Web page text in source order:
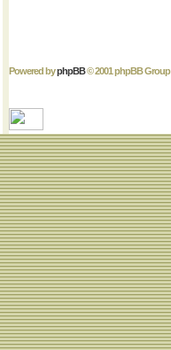
Powered byphpBB© 2001 phpBB Group